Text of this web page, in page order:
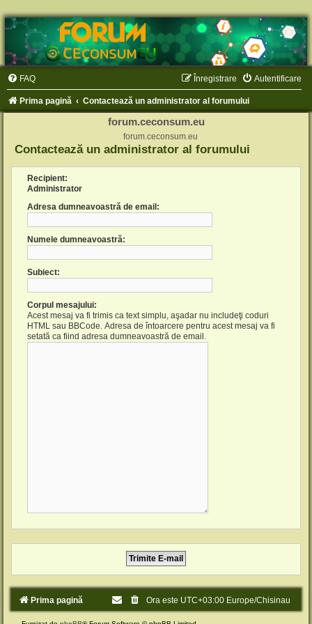
FAQ Autentificare
Înregistrare
Prima pagină Contactează un administrator al forumului
forum.ceconsum.eu
forum.ceconsum.eu
Contactează un administrator al forumului
Recipient:
Administrator
Adresa dumneavoastră de email:
Numele dumneavoastră:
Subiect:
Corpul mesajului:
Acest mesaj va fi trimis ca text simplu, aşadar nu includeţi coduri
HTML sau BBCode. Adresa de întoarcere pentru acest mesaj va fi
setată ca fiind adresa dumneavoastră de email.
Prima pagină Ora este UTC+03:00 Europe/Chisinau